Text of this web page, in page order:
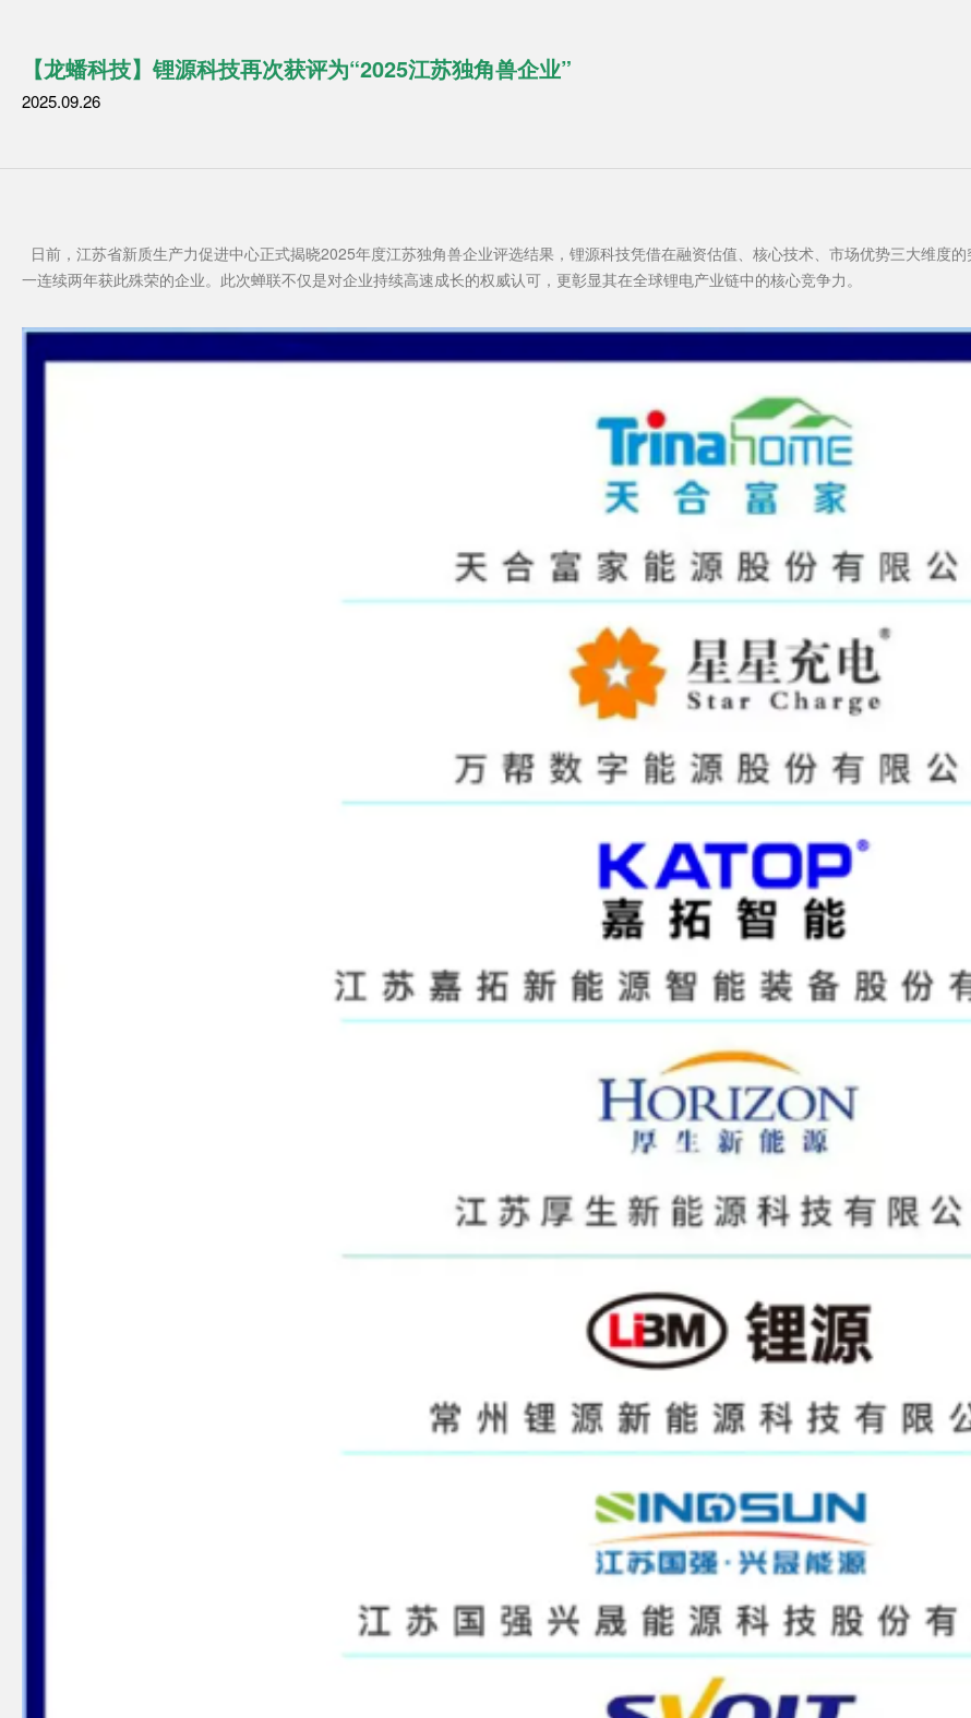
【龙蟠科技】锂源科技再次获评为“2025江苏独角兽企业”
2025.09.26
日前，江苏省新质生产力促进中心正式揭晓2025年度江苏独角兽企业评选结果，锂源科技凭借在融资估值、核心技术、市场优势三大维度
一连续两年获此殊荣的企业。此次蝉联不仅是对企业持续高速成长的权威认可，更彰显其在全球锂电产业链中的核心竞争力。